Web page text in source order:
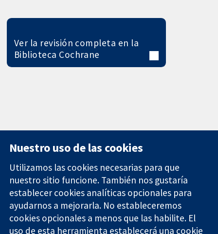
Ver la revisión completa en la
Biblioteca Cochrane
Evidencia fiable.
Decisiones
informadas.
11-13 Cavendish
Square
Londres
W1G 0AN
Reino Unido
Contacto
Noticias
Prensa
Sobre
nosotros
Nuestro uso de las cookies
Utilizamos las cookies necesarias para que
nuestro sitio funcione. También nos gustaría
establecer cookies analíticas opcionales para
ayudarnos a mejorarla. No estableceremos
cookies opcionales a menos que las habilite. El
uso de esta herramienta establecerá una cookie